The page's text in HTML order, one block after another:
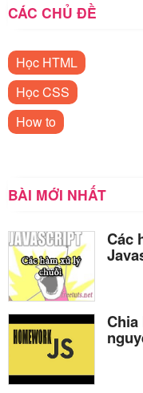
CÁC CHỦ ĐỀ
Học HTML
Học CSS
How to
BÀI MỚI NHẤT
Các
Chia